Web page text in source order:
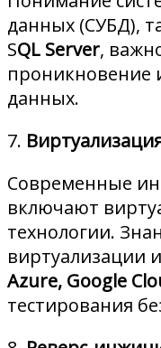
данных (СУБД),
SQL Server,
проникновение
данных.
7.
Современные
включают
технологии.
виртуализации
Azure, Google
тестирования